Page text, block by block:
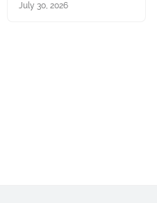
July 30, 2026